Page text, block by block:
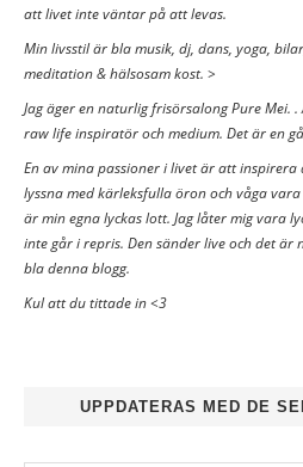
att livet inte väntar på att levas.
Min livsstil är bla musik, dj, dans, yoga,
meditation & hälsosam kost. >
Jag äger en naturlig frisörsalong Pure Mei.
raw life inspiratör och medium. Det är en
En av mina passioner i livet är att
lyssna med kärleksfulla öron och våga
är min egna lyckas lott. Jag låter mig vara
inte går i repris. Den sänder live och det är
bla denna blogg.
Kul att du tittade in <3
UPPDATERAS MED DE